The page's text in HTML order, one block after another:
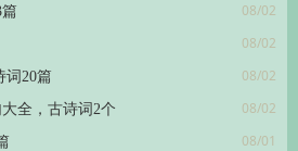
08/02
08/02
词20篇 08/02
全，古诗词2个 08/02
08/01